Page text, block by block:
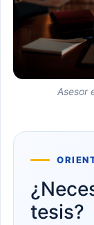
Asesor
tesis?